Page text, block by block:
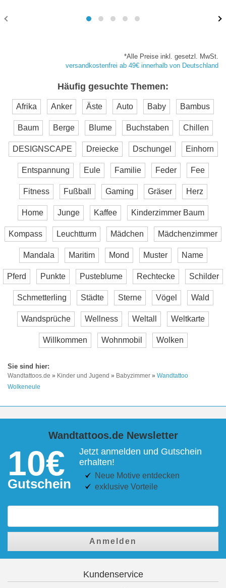
*Alle Preise inkl. gesetzl. MwSt.
versandkostenfrei ab 49€ innerhalb von Deutschland
Häufig gesuchte Themen:
Afrika Anker Äste Auto Baby Bambus
Baum Berge Blume Buchstaben Chillen
DESIGNSCAPE Dreiecke Dschungel Einhorn
Entspannung Eule Familie Feder Fee
Fitness Fußball Gaming Gräser Herz
Home Junge Kaffee Kinderzimmer Baum
Kompass Leuchtturm Mädchen Mädchenzimmer
Mandala Maritim Mond Muster Name
Pferd Punkte Pusteblume Rechtecke Schilder
Schmetterling Städte Sterne Vögel Wald
Wandsprüche Wellness Weltall Weltkarte
Willkommen Wohnmobil Wolken
Wandtattoos.de » Kinder und Jugend » Babyzimmer » Wandtattoo
Wolkeneule
Wandtattoos.de Newsletter
10€
Gutschein
Jetzt anmelden und Gutschein
erhalten!
Neue Motive entdecken
exklusive Vorteile
Anmelden
Kundenservice